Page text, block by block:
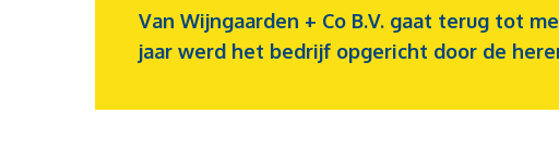
Van Wijngaarden + Co B.V. gaat terug tot
jaar werd het bedrijf opgericht door de